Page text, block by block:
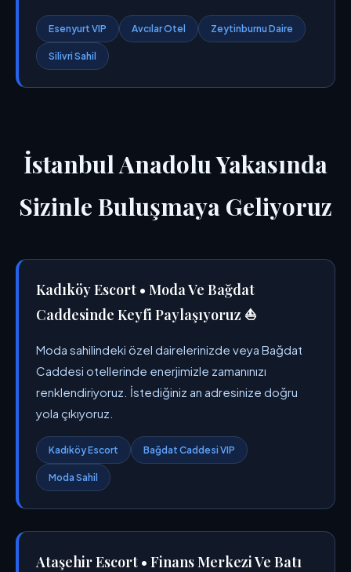
Esenyurt VIP Avcılar Otel Zeytinburnu Daire
Silivri Sahil
İstanbul Anadolu Yakasında
Sizinle Buluşmaya Geliyoruz
Kadıköy Escort • Moda Ve Bağdat
Caddesinde Keyfi Paylaşıyoruz ⛵
Moda sahilindeki özel dairelerinizde veya Bağdat
Caddesi otellerinde enerjimizle zamanınızı
renklendiriyoruz. İstediğiniz an adresinize doğru
yola çıkıyoruz.
Kadıköy Escort Bağdat Caddesi VIP
Moda Sahil
Ataşehir Escort • Finans Merkezi Ve Batı